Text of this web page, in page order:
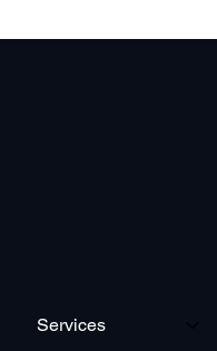
Services